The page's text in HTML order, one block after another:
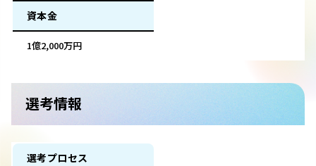
資本金
1億2,000万円
選考情報
選考プロセス